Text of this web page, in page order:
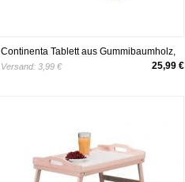
Continenta Tablett aus Gummibaumholz,
Frühstückstablett, Holz-Serviertablett,
Versand: 3,99 € 25,99 €